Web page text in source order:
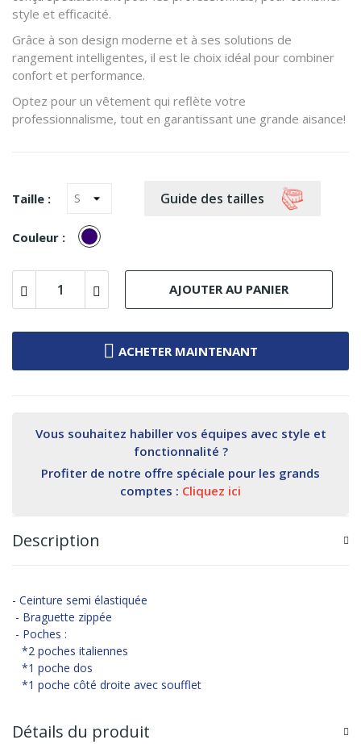
style et efficacité.
Grâce à son design moderne et à ses solutions de
rangement intelligentes, il est le choix idéal pour combiner
confort et performance.
Optez pour un vêtement qui reflète votre
professionnalisme, tout en garantissant une grande aisance!
Taille : Guide des tailles
Couleur : bleu
marine
garniture
AJOUTER AU PANIER
ACHETER MAINTENANT
Vous souhaitez habiller vos équipes avec style et
fonctionnalité ?
Profiter de notre offre spéciale pour les grands
comptes : Cliquez ici
Description
- Ceinture semi élastiquée
- Braguette zippée
- Poches :
*2 poches italiennes
*1 poche dos
*1 poche côté droite avec soufflet
Détails du produit